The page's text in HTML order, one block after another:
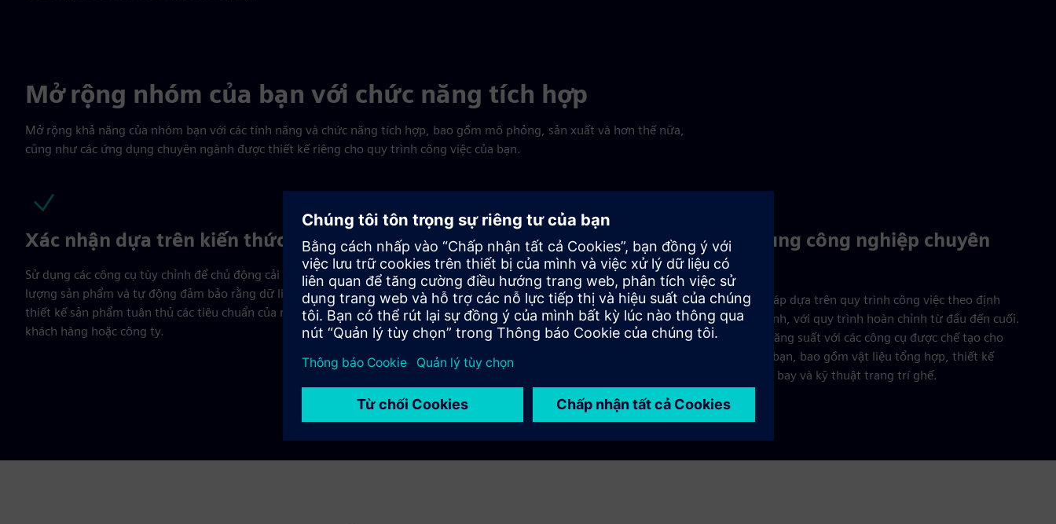
Mở rộng nhóm của bạn với chức năng tích hợp
Mở rộng khả năng của nhóm bạn với các tính năng và chức năng tích hợp, bao gồm mô phỏng, sản xuất và hơn thế nữa,
cũng như các ứng dụng chuyên ngành được thiết kế riêng cho quy trình công việc của bạn.
Xác nhận dựa trên kiến thức
Sử dụng các công cụ tùy chỉnh để chủ động cải thiện chất
lượng sản phẩm và tự động đảm bảo rằng dữ liệu CAD và
thiết kế sản phẩm tuân thủ các tiêu chuẩn của ngành,
khách hàng hoặc công ty.
Mô phỏng và sản xuất tích hợp, có
thể mở rộng
Truy cập một loạt các giải pháp mô phỏng, từ xác nhận kỹ
thuật số và phân tích phần tử hữu hạn đến động lực học
chất lỏng tính toán được nhúng hoàn toàn và hỗ trợ cho
một loạt các quy trình sản xuất.
Ứng dụng công nghiệp chuyên
dụng
Tìm giải pháp dựa trên quy trình công việc theo định
hướng ngành, với quy trình hoàn chỉnh từ đầu đến cuối.
Nâng cao năng suất với các công cụ được chế tạo cho
ngành của bạn, bao gồm vật liệu tổng hợp, thiết kế
khung máy bay và kỹ thuật trang trí ghế.